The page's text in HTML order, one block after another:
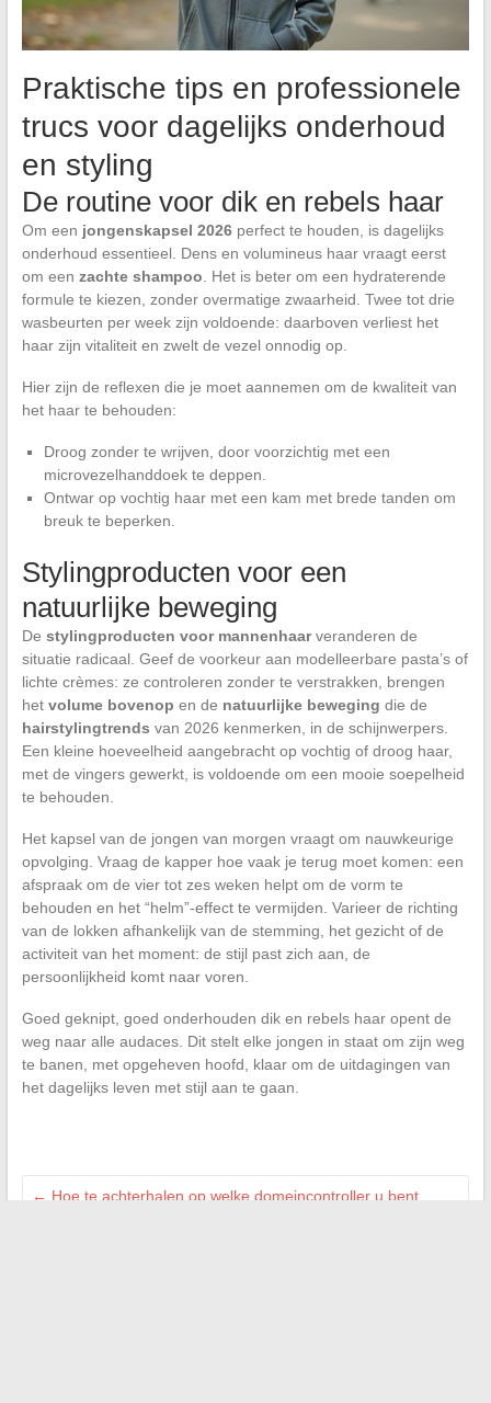
Praktische tips en professionele
trucs voor dagelijks onderhoud
en styling
De routine voor dik en rebels haar
Om een jongenskapsel 2026perfect te houden, is dagelijks
onderhoud essentieel. Dens en volumineus haar vraagt eerst
om een zachte shampoo . Het is beter om een hydraterende
formule te kiezen, zonder overmatige zwaarheid. Twee tot drie
wasbeurten per week zijn voldoende: daarboven verliest het
haar zijn vitaliteit en zwelt de vezel onnodig op.
Hier zijn de reflexen die je moet aannemen om de kwaliteit van
het haar te behouden:
Droog zonder te wrijven, door voorzichtig met een
microvezelhanddoek te deppen.
Ontwar op vochtig haar met een kam met brede tanden om
breuk te beperken.
Stylingproducten voor een
natuurlijke beweging
De stylingproducten voor mannenhaarveranderen de
situatie radicaal. Geef de voorkeur aan modelleerbare pasta’s of
lichte crèmes: ze controleren zonder te verstrakken, brengen
het volume bovenop en de natuurlijke beweging die de
hairstylingtrends van 2026 kenmerken, in de schijnwerpers.
Een kleine hoeveelheid aangebracht op vochtig of droog haar,
met de vingers gewerkt, is voldoende om een mooie soepelheid
te behouden.
Het kapsel van de jongen van morgen vraagt om nauwkeurige
opvolging. Vraag de kapper hoe vaak je terug moet komen: een
afspraak om de vier tot zes weken helpt om de vorm te
behouden en het “helm”-effect te vermijden. Varieer de richting
van de lokken afhankelijk van de stemming, het gezicht of de
activiteit van het moment: de stijl past zich aan, de
persoonlijkheid komt naar voren.
Goed geknipt, goed onderhouden dik en rebels haar opent de
weg naar alle audaces. Dit stelt elke jongen in staat om zijn weg
te banen, met opgeheven hoofd, klaar om de uitdagingen van
het dagelijks leven met stijl aan te gaan.
← Hoe te achterhalen op welke domeincontroller u bent